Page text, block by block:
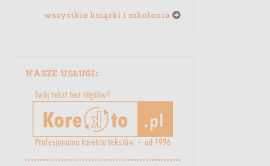
wszystkie książki i szkolenia
NASZE USŁUGI: